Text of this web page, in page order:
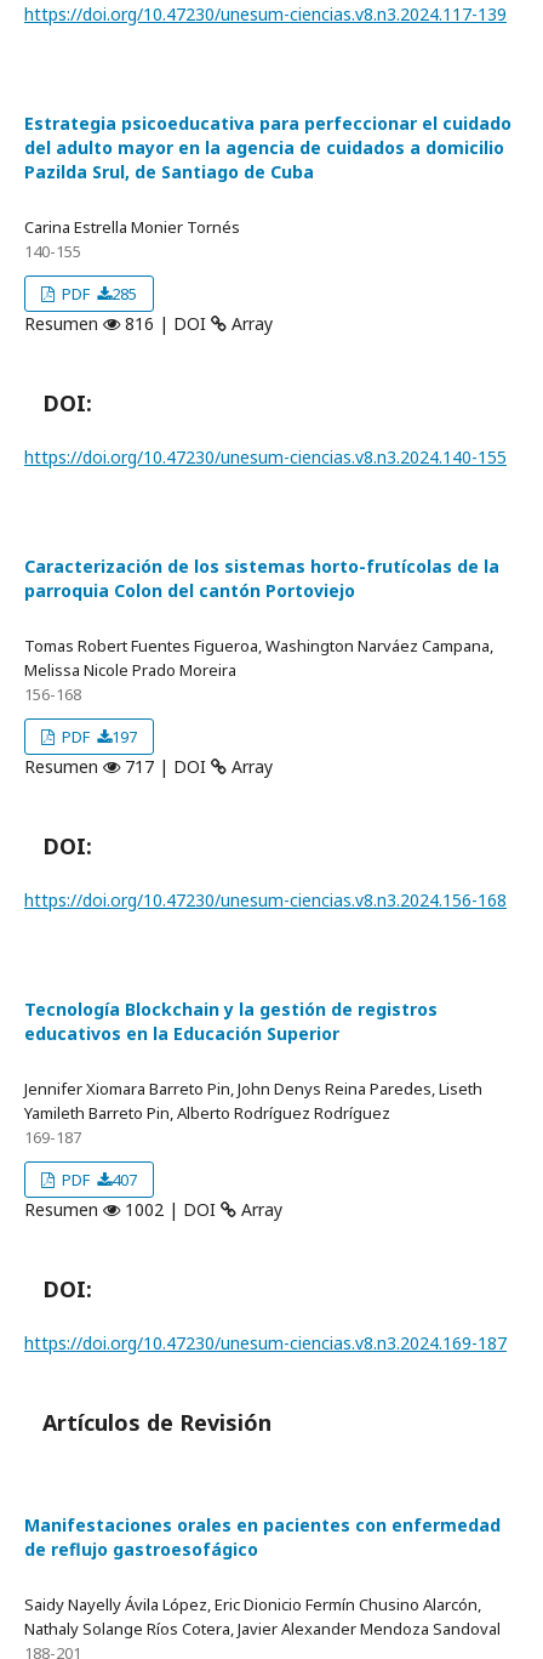
https://doi.org/10.47230/unesum-ciencias.v8.n3.2024.117-139
Estrategia psicoeducativa para perfeccionar el cuidado
del adulto mayor en la agencia de cuidados a domicilio
Pazilda Srul, de Santiago de Cuba
Carina Estrella Monier Tornés
140-155
PDF
285
Resumen 816 | DOI Array
DOI:
https://doi.org/10.47230/unesum-ciencias.v8.n3.2024.140-155
Caracterización de los sistemas horto-frutícolas de la
parroquia Colon del cantón Portoviejo
Tomas Robert Fuentes Figueroa, Washington Narváez Campana,
Melissa Nicole Prado Moreira
156-168
PDF
197
Resumen 717 | DOI Array
DOI:
https://doi.org/10.47230/unesum-ciencias.v8.n3.2024.156-168
Tecnología Blockchain y la gestión de registros
educativos en la Educación Superior
Jennifer Xiomara Barreto Pin, John Denys Reina Paredes, Liseth
Yamileth Barreto Pin, Alberto Rodríguez Rodríguez
169-187
PDF
407
Resumen 1002 | DOI Array
DOI:
https://doi.org/10.47230/unesum-ciencias.v8.n3.2024.169-187
Artículos de Revisión
Manifestaciones orales en pacientes con enfermedad
de reflujo gastroesofágico
Saidy Nayelly Ávila López, Eric Dionicio Fermín Chusino Alarcón,
Nathaly Solange Ríos Cotera, Javier Alexander Mendoza Sandoval
188-201